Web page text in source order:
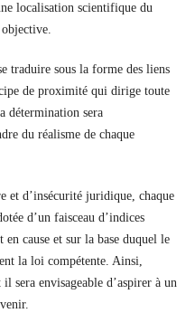
localisation scientifique du
traduire sous la forme des liens
de proximité qui dirige toute
détermination sera
du réalisme de chaque
et d’insécurité juridique, chaque
d’un faisceau d’indices
cause et sur la base duquel le
la loi compétente. Ainsi,
sera envisageable d’aspirer à un